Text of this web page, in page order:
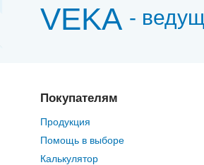
VEKA -
Покупателям
Продукция
Помощь в выборе
Калькулятор